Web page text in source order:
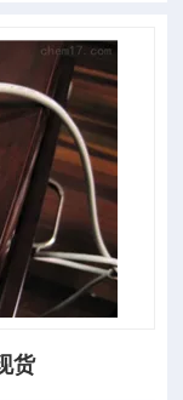
货